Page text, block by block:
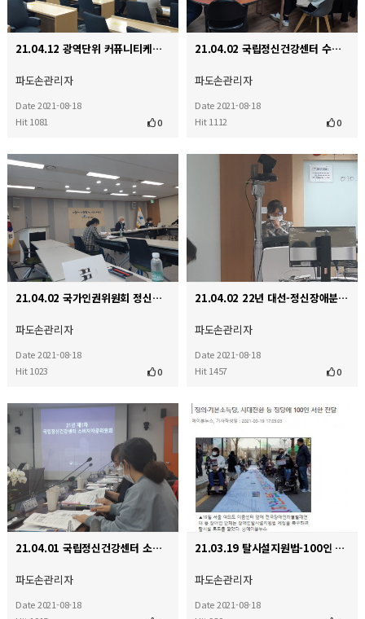
21.04.12 광역단위 커퓨니티케어 체계 구축 협약식
파도손관리자
Date 2021-08-18
Hit 1081
0
21.04.02 국립정신건강센터 수련생 방문
파도손관리자
Date 2021-08-18
Hit 1112
0
21.04.02 국가인권위원회 정신장애인인권단체와의 간담회
파도손관리자
Date 2021-08-18
Hit 1023
0
21.04.02 22년 대선-정신장애분야 공약도출회의
파도손관리자
Date 2021-08-18
Hit 1457
0
21.04.01 국립정신건강센터 소비자 자문 위원회 활동
파도손관리자
Date 2021-08-18
21.03.19 탈시설지원법-100인 선언 기자회견
파도손관리자
Date 2021-08-18